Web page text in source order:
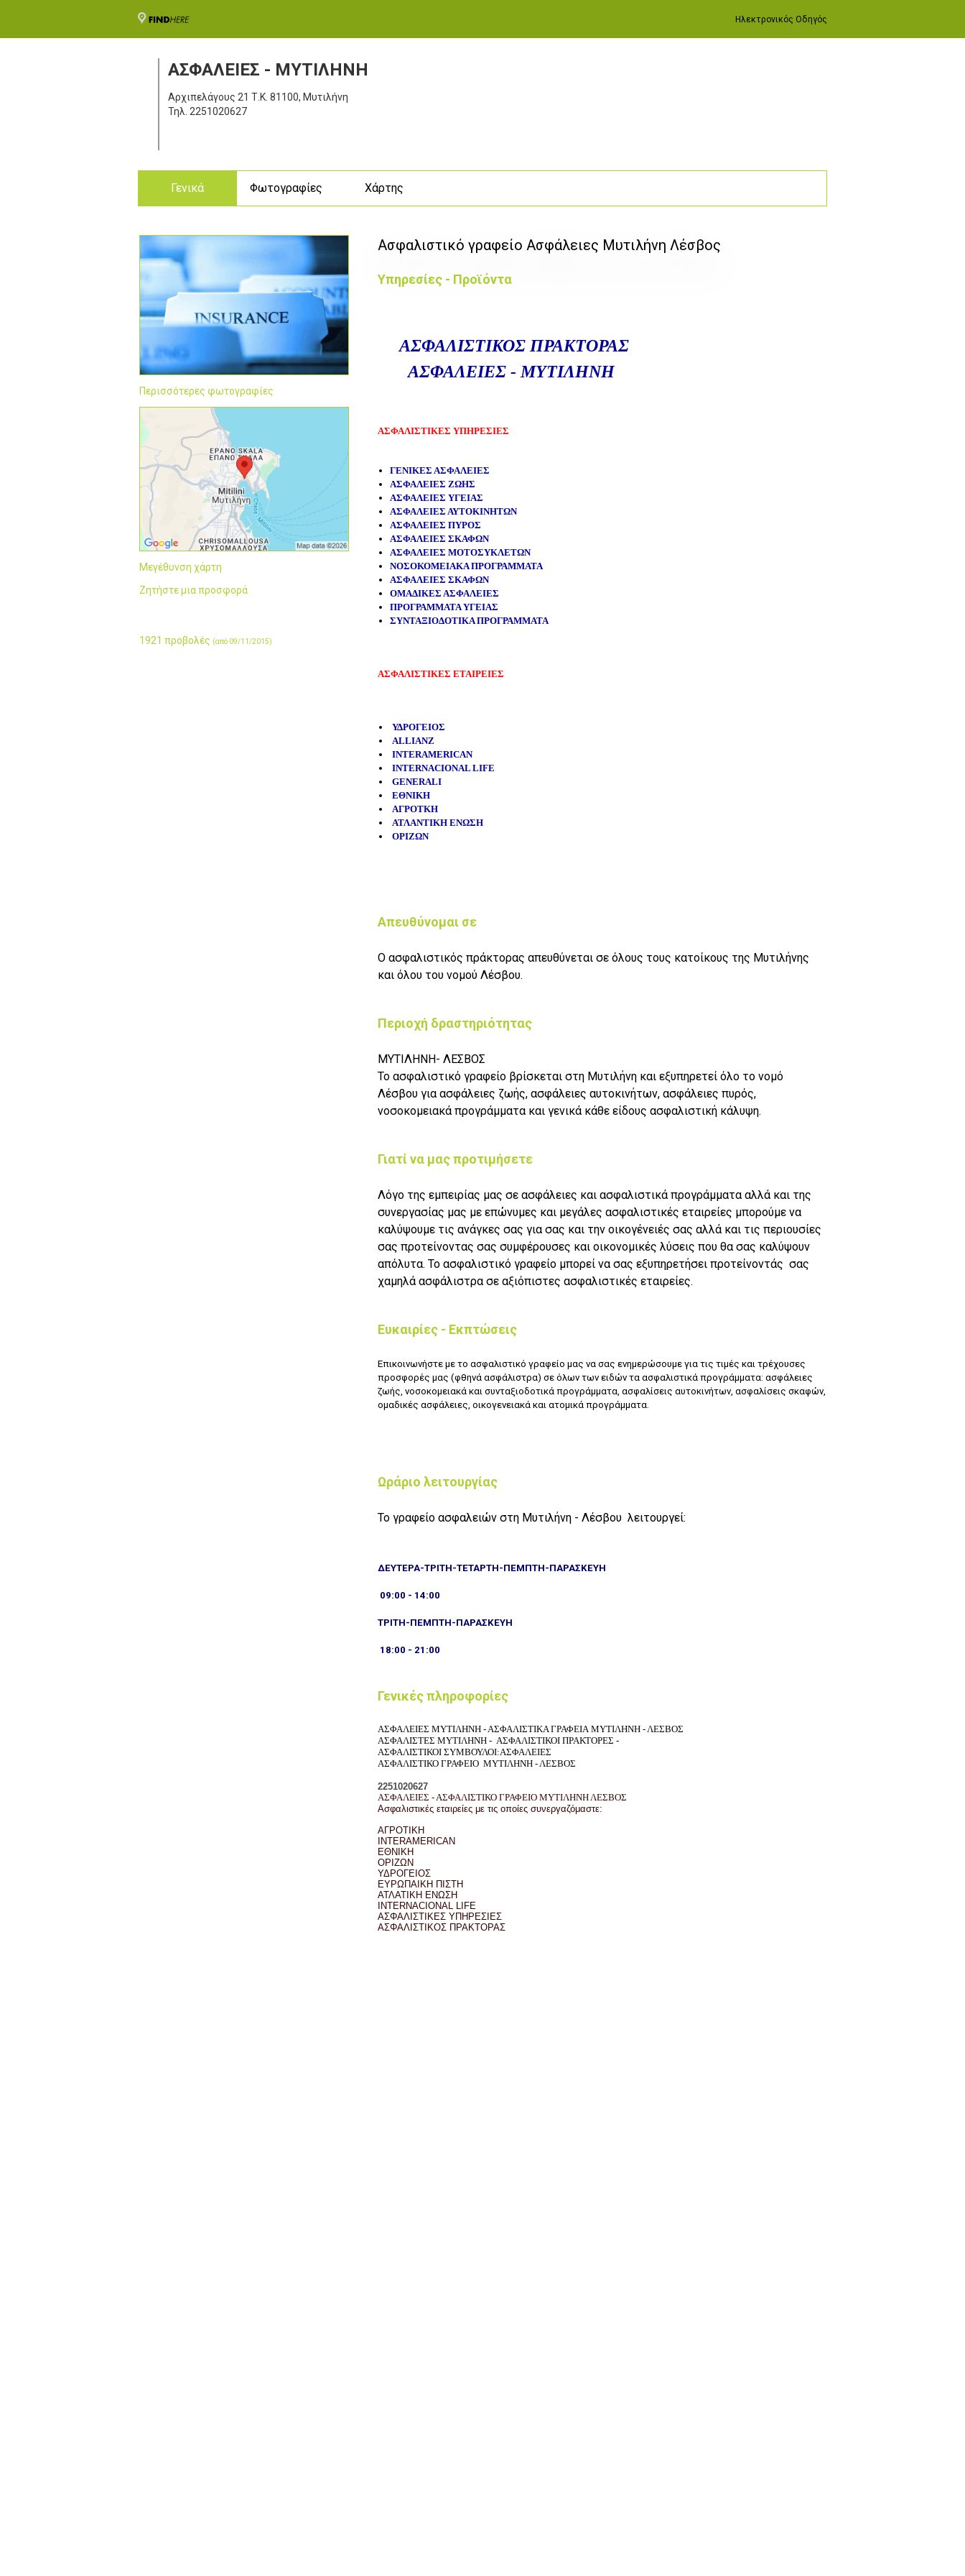
Ηλεκτρονικός Οδηγός
ΑΣΦΑΛΕΙΕΣ - ΜΥΤΙΛΗΝΗ
Αρχιπελάγους 21 Τ.Κ. 81100, Μυτιλήνη
Τηλ. 2251020627
Γενικά Φωτογραφίες Χάρτης
Περισσότερες φωτογραφίες
Μεγέθυνση χάρτη
Ζητήστε μια προσφορά
1921 προβολές (από 09/11/2015)
Ασφαλιστικό γραφείο Ασφάλειες Μυτιλήνη Λέσβος
Υπηρεσίες - Προϊόντα
ΑΣΦΑΛΙΣΤΙΚΟΣ ΠΡΑΚΤΟΡΑΣ
ΑΣΦΑΛΕΙΕΣ - ΜΥΤΙΛΗΝΗ
ΑΣΦΑΛΙΣΤΙΚΕΣ ΥΠΗΡΕΣΙΕΣ
ΓΕΝΙΚΕΣ ΑΣΦΑΛΕΙΕΣ
ΑΣΦΑΛΕΙΕΣ ΖΩΗΣ
ΑΣΦΑΛΕΙΕΣ ΥΓΕΙΑΣ
ΑΣΦΑΛΕΙΕΣ ΑΥΤΟΚΙΝΗΤΩΝ
ΑΣΦΑΛΕΙΕΣ ΠΥΡΟΣ
ΑΣΦΑΛΕΙΕΣ ΣΚΑΦΩΝ
ΑΣΦΑΛΕΙΕΣ ΜΟΤΟΣΥΚΛΕΤΩΝ
ΝΟΣΟΚΟΜΕΙΑΚΑ ΠΡΟΓΡΑΜΜΑΤΑ
ΑΣΦΑΛΕΙΕΣ ΣΚΑΦΩΝ
ΟΜΑΔΙΚΕΣ ΑΣΦΑΛΕΙΕΣ
ΠΡΟΓΡΑΜΜΑΤΑ ΥΓΕΙΑΣ
ΣΥΝΤΑΞΙΟΔΟΤΙΚΑ ΠΡΟΓΡΑΜΜΑΤΑ
ΑΣΦΑΛΙΣΤΙΚΕΣ ΕΤΑΙΡΕΙΕΣ
ΥΔΡΟΓΕΙΟΣ
ALLIANZ
INTERAMERICAN
INTERNACIONAL LIFE
GENERALI
ΕΘΝΙΚΗ
ΑΓΡΟΤΚΗ
ΑΤΛΑΝΤΙΚΗ ΕΝΩΣΗ
ΟΡΙΖΩΝ
Απευθύνομαι σε
Ο ασφαλιστικός πράκτορας απευθύνεται σε όλους τους κατοίκους της Μυτιλήνης
και όλου του νομού Λέσβου.
Περιοχή δραστηριότητας
ΜΥΤΙΛΗΝΗ- ΛΕΣΒΟΣ
Το ασφαλιστικό γραφείο βρίσκεται στη Μυτιλήνη και εξυπηρετεί όλο το νομό
Λέσβου για ασφάλειες ζωής, ασφάλειες αυτοκινήτων, ασφάλειες πυρός,
νοσοκομειακά προγράμματα και γενικά κάθε είδους ασφαλιστική κάλυψη.
Γιατί να μας προτιμήσετε
Λόγο της εμπειρίας μας σε ασφάλειες και ασφαλιστικά προγράμματα αλλά και της
συνεργασίας μας με επώνυμες και μεγάλες ασφαλιστικές εταιρείες μπορούμε να
καλύψουμε τις ανάγκες σας για σας και την οικογένειές σας αλλά και τις περιουσίες
σας προτείνοντας σας συμφέρουσες και οικονομικές λύσεις που θα σας καλύψουν
απόλυτα. Το ασφαλιστικό γραφείο μπορεί να σας εξυπηρετήσει προτείνοντάς σας
χαμηλά ασφάλιστρα σε αξιόπιστες ασφαλιστικές εταιρείες.
Ευκαιρίες - Εκπτώσεις
Επικοινωνήστε με το ασφαλιστικό γραφείο μας να σας ενημερώσουμε για τις τιμές και τρέχουσες
προσφορές μας (φθηνά ασφάλιστρα) σε όλων των ειδών τα ασφαλιστικά προγράμματα: ασφάλειες
ζωής, νοσοκομειακά και συνταξιοδοτικά προγράμματα, ασφαλίσεις αυτοκινήτων, ασφαλίσεις σκαφών,
ομαδικές ασφάλειες, οικογενειακά και ατομικά προγράμματα.
Ωράριο λειτουργίας
Το γραφείο ασφαλειών στη Μυτιλήνη - Λέσβου λειτουργεί:
ΔΕΥΤΕΡΑ-ΤΡΙΤΗ-ΤΕΤΑΡΤΗ-ΠΕΜΠΤΗ-ΠΑΡΑΣΚΕΥΗ
09:00 - 14:00
ΤΡΙΤΗ-ΠΕΜΠΤΗ-ΠΑΡΑΣΚΕΥΗ
18:00 - 21:00
Γενικές πληροφορίες
ΑΣΦΑΛΕΙΕΣ ΜΥΤΙΛΗΝΗ - ΑΣΦΑΛΙΣΤΙΚΑ ΓΡΑΦΕΙΑΜΥΤΙΛΗΝΗ - ΛΕΣΒΟΣ
ΑΣΦΑΛΙΣΤΕΣ ΜΥΤΙΛΗΝΗ - ΑΣΦΑΛΙΣΤΙΚΟΙ ΠΡΑΚΤΟΡΕΣ -
ΑΣΦΑΛΙΣΤΙΚΟΙ ΣΥΜΒΟΥΛΟΙ:ΑΣΦΑΛΕΙΕΣ
ΑΣΦΑΛΙΣΤΙΚΟ ΓΡΑΦΕΙΟ ΜΥΤΙΛΗΝΗ - ΛΕΣΒΟΣ
2251020627
ΑΣΦΑΛΕΙΕΣ - ΑΣΦΑΛΙΣΤΙΚΟ ΓΡΑΦΕΙΟ ΜΥΤΙΛΗΝΗ ΛΕΣΒΟΣ
Ασφαλιστικές εταιρείες με τις οποίες συνεργαζόμαστε:
ΑΓΡΟΤΙΚΗ
INTERAMERICAN
ΕΘΝΙΚΗ
ΟΡΙΖΩΝ
ΥΔΡΟΓΕΙΟΣ
ΕΥΡΩΠΑΙΚΗ ΠΙΣΤΗ
ΑΤΛΑΤΙΚΗ ΕΝΩΣΗ
INTERNACIONAL LIFE
ΑΣΦΑΛΙΣΤΙΚΕΣ ΥΠΗΡΕΣΙΕΣ
ΑΣΦΑΛΙΣΤΙΚΟΣ ΠΡΑΚΤΟΡΑΣ